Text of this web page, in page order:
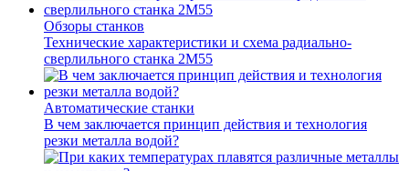
Обзоры станков
Технические характеристики и схема радиально-
сверлильного станка 2М55
Автоматические станки
В чем заключается принцип действия и технология
резки металла водой?